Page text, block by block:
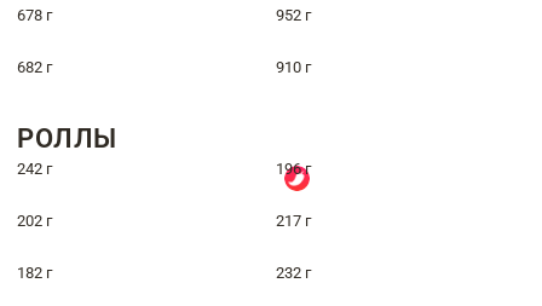
678 г 952 г
682 г 910 г
РОЛЛЫ
242 г 196 г
202 г 217 г
182 г 232 г